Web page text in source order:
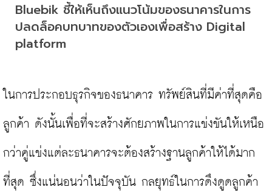
Bluebik ชี้ให้เห็นถึงแนวโน้มของธนาคารในการ
ปลดล็อคบทบาทของตัวเองเพื่อสร้าง Digital
platform
ในการประกอบธุรกิจของธนาคาร ทรัพย์สินที่มีค่าที่สุดคือ
ลูกค้า ดังนั้นเพื่อที่จะสร้างศักยภาพในการแข่งขันให้เหนือ
กว่าคู่แข่งแต่ละธนาคารจะต้องสร้างฐานลูกค้าให้ได้มาก
ที่สุด ซึ่งแน่นอนว่าในปัจจุบัน กลยุทธ์ในการดึงดูดลูกค้า